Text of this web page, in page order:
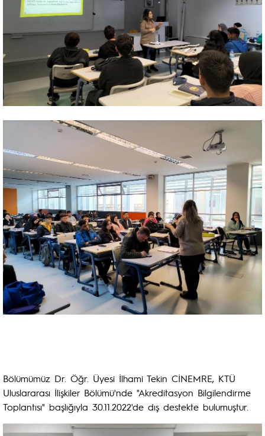
Bölümümüz Dr. Öğr. Üyesi İlhami Tekin CİNEMRE, KTÜ
Uluslararası İlişkiler Bölümü'nde "Akreditasyon Bilgilendirme
Toplantısı" başlığıyla 30.11.2022'de dış destekte bulumuştur.